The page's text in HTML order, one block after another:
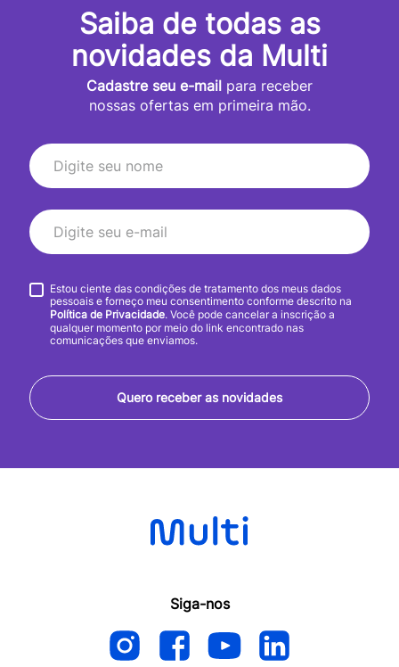
Saiba de todas as
novidades da Multi
Cadastre seu e-mail para receber
nossas ofertas em primeira mão.
Quero receber as novidades
Estou ciente das condições de tratamento dos meus dados
pessoais e forneço meu consentimento conforme descrito na
Política de Privacidade. Você pode cancelar a inscrição a
qualquer momento por meio do link encontrado nas
comunicações que enviamos.
Siga-nos